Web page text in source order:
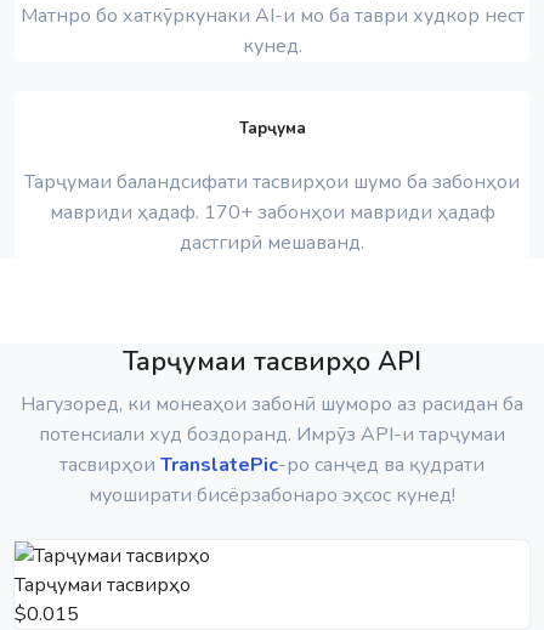
Матнро бо хаткӯркунаки AI-и мо ба таври худкор нест
кунед.
Тарҷума
Тарҷумаи баландсифати тасвирҳои шумо ба забонҳои
мавриди ҳадаф. 170+ забонҳои мавриди ҳадаф
дастгирӣ мешаванд.
Тарҷумаи тасвирҳо API
Нагузоред, ки монеаҳои забонӣ шуморо аз расидан ба
потенсиали худ боздоранд. Имрӯз API-и тарҷумаи
тасвирҳои TranslatePic-ро санҷед ва қудрати
муоширати бисёрзабонаро эҳсос кунед!
Тарҷумаи тасвирҳо
$0.015